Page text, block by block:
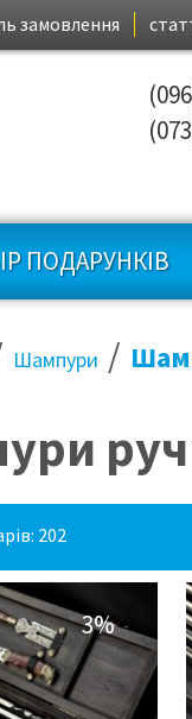
замовлення
ПОДАРУНКІВ
Шампури /
202
3%